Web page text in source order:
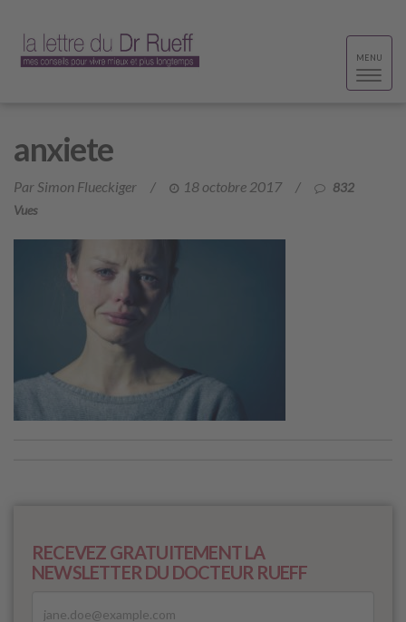
Toggle
MENU
anxiete
Par Simon Flueckiger / 18 octobre 2017 /
832
Vues
RECEVEZ GRATUITEMENT LA
NEWSLETTER DU DOCTEUR RUEFF